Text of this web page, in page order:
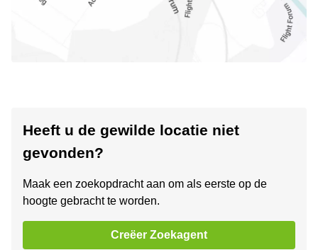
Heeft u de gewilde locatie niet
gevonden?
Maak een zoekopdracht aan om als eerste op de
hoogte gebracht te worden.
Creëer Zoekagent